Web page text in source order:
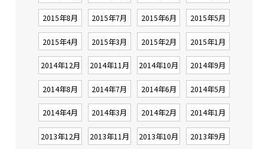
2015年8月 2015年7月 2015年6月 2015年5月
2015年4月 2015年3月 2015年2月 2015年1月
2014年12月 2014年11月 2014年10月 2014年9月
2014年8月 2014年7月 2014年6月 2014年5月
2014年4月 2014年3月 2014年2月 2014年1月
2013年12月 2013年11月 2013年10月 2013年9月